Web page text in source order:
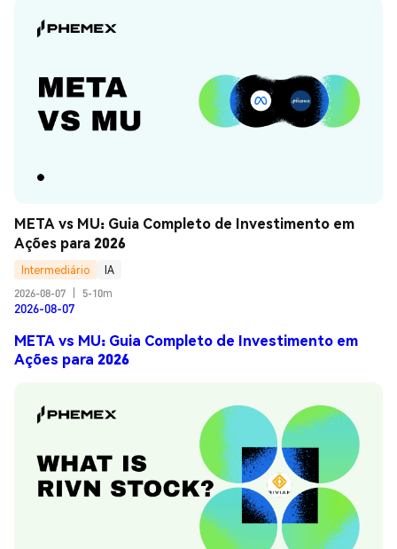
META vs MU: Guia Completo de Investimento em
Ações para 2026
Intermediário
IA
2026-08-07
5-10m
2026-08-07
META vs MU: Guia Completo de Investimento em
Ações para 2026